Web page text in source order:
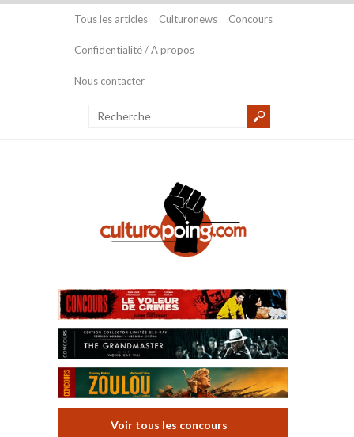
Tous les articles Culturonews Concours
Confidentialité / A propos
Nous contacter
Voir tous les concours